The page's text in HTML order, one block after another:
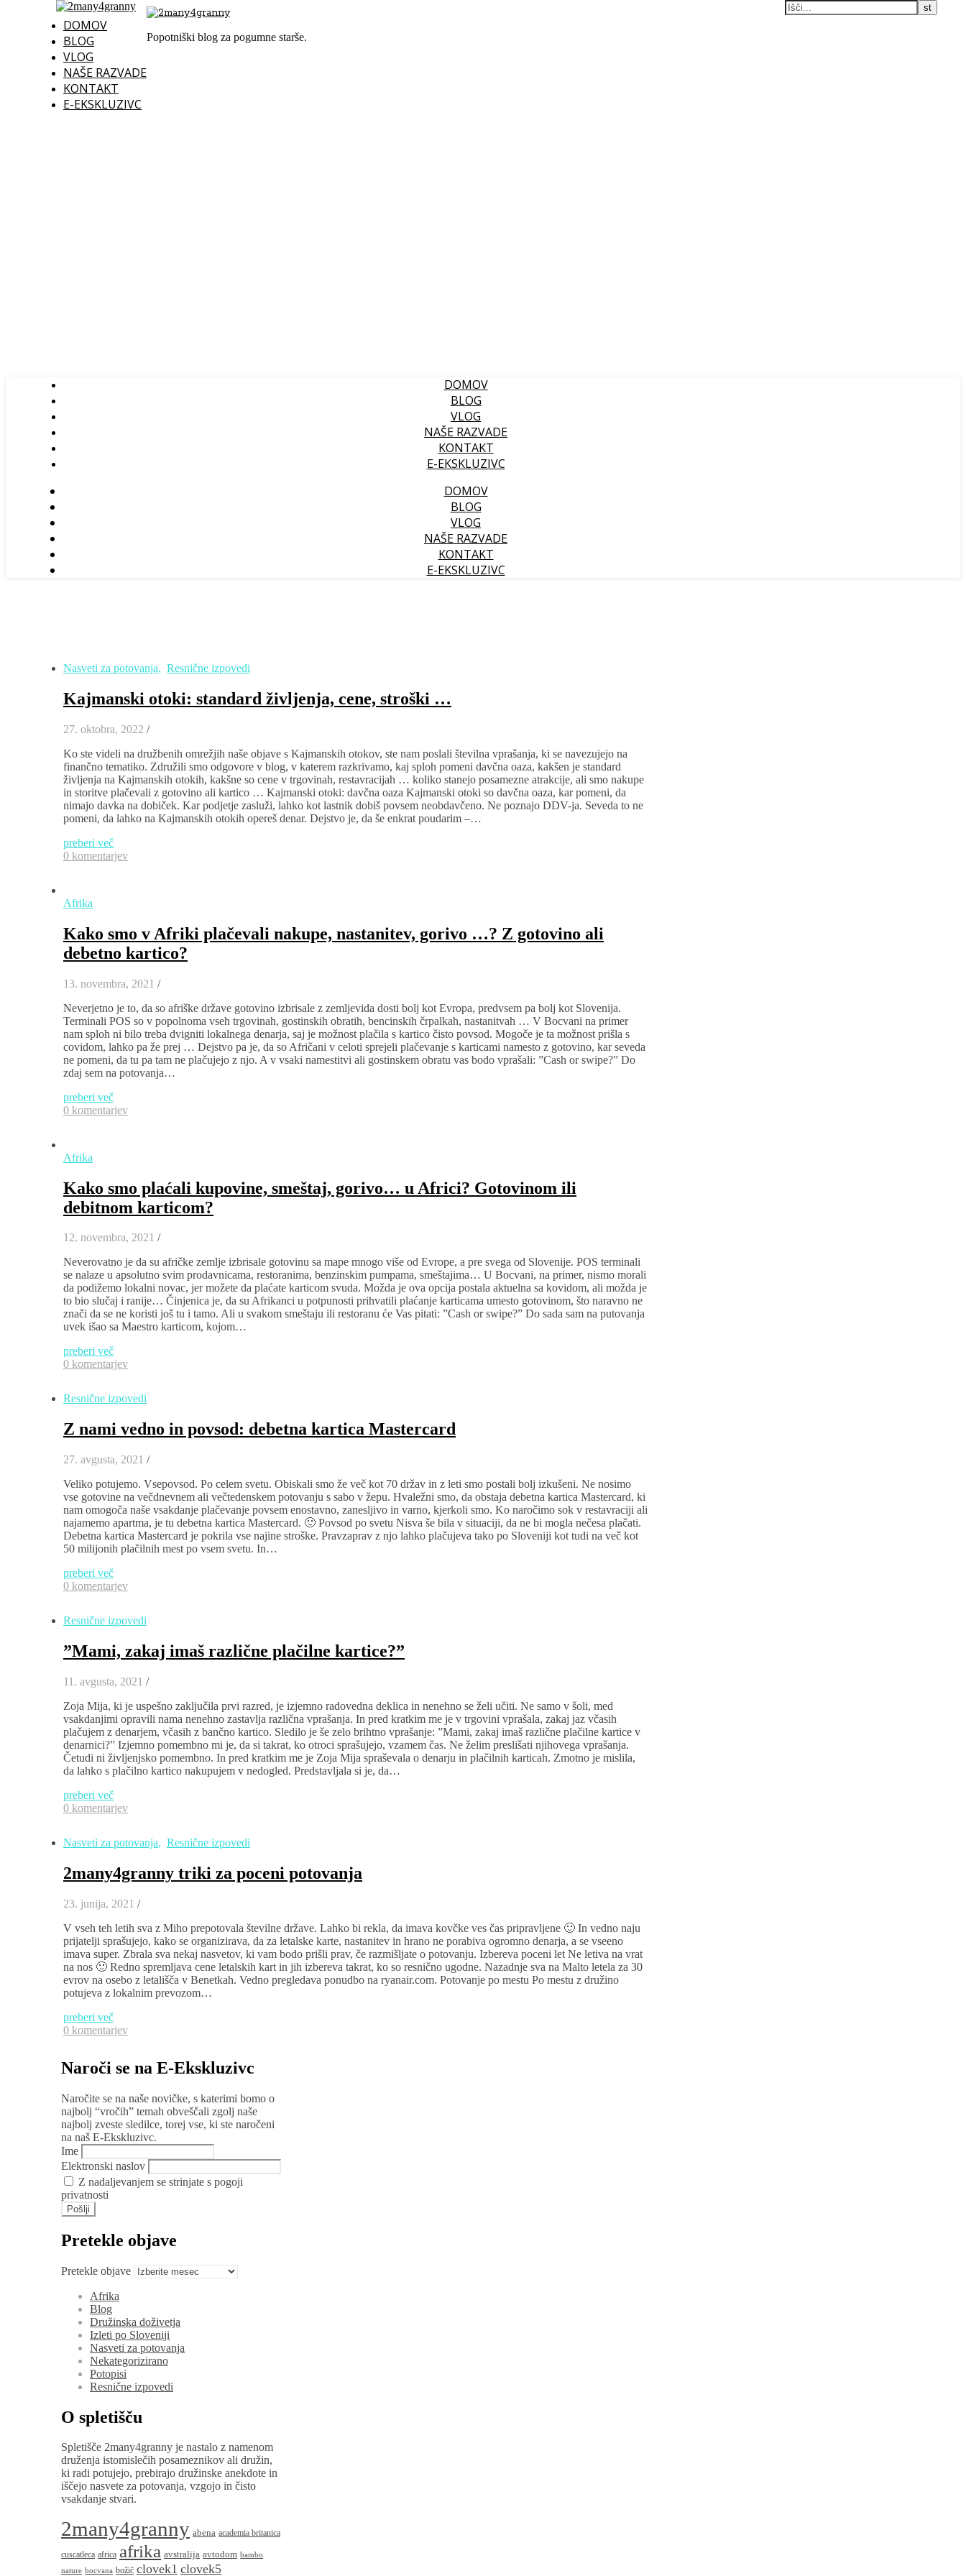
DOMOV
BLOG
VLOG
NAŠE RAZVADE
KONTAKT
E-EKSKLUZIVC
Popotniški blog za pogumne starše.
DOMOV
BLOG
VLOG
NAŠE RAZVADE
KONTAKT
E-EKSKLUZIVC
DOMOV
BLOG
VLOG
NAŠE RAZVADE
KONTAKT
E-EKSKLUZIVC
Nasveti za potovanja, Resnične izpovedi
Kajmanski otoki: standard življenja, cene, stroški …
27. oktobra, 2022 /
Ko ste videli na družbenih omrežjih naše objave s Kajmanskih otokov, ste nam poslali številna vprašanja, ki se navezujejo na
finančno tematiko. Združili smo odgovore v blog, v katerem razkrivamo, kaj sploh pomeni davčna oaza, kakšen je standard
življenja na Kajmanskih otokih, kakšne so cene v trgovinah, restavracijah … koliko stanejo posamezne atrakcije, ali smo nakupe
in storitve plačevali z gotovino ali kartico … Kajmanski otoki: davčna oaza Kajmanski otoki so davčna oaza, kar pomeni, da
nimajo davka na dobiček. Kar podjetje zasluži, lahko kot lastnik dobiš povsem neobdavčeno. Ne poznajo DDV-ja. Seveda to ne
pomeni, da lahko na Kajmanskih otokih opereš denar. Dejstvo je, da še enkrat poudarim –…
preberi več
0 komentarjev
Afrika
Kako smo v Afriki plačevali nakupe, nastanitev, gorivo …? Z gotovino ali
debetno kartico?
13. novembra, 2021 /
Neverjetno je to, da so afriške države gotovino izbrisale z zemljevida dosti bolj kot Evropa, predvsem pa bolj kot Slovenija.
Terminali POS so v popolnoma vseh trgovinah, gostinskih obratih, bencinskih črpalkah, nastanitvah … V Bocvani na primer
nam sploh ni bilo treba dvigniti lokalnega denarja, saj je možnost plačila s kartico čisto povsod. Mogoče je ta možnost prišla s
covidom, lahko pa že prej … Dejstvo pa je, da so Afričani v celoti sprejeli plačevanje s karticami namesto z gotovino, kar seveda
ne pomeni, da tu pa tam ne plačujejo z njo. A v vsaki namestitvi ali gostinskem obratu vas bodo vprašali: ”Cash or swipe?” Do
zdaj sem na potovanja…
preberi več
0 komentarjev
Afrika
Kako smo plaćali kupovine, smeštaj, gorivo… u Africi? Gotovinom ili
debitnom karticom?
12. novembra, 2021 /
Neverovatno je da su afričke zemlje izbrisale gotovinu sa mape mnogo više od Evrope, a pre svega od Slovenije. POS terminali
se nalaze u apsolutno svim prodavnicama, restoranima, benzinskim pumpama, smeštajima… U Bocvani, na primer, nismo morali
da podižemo lokalni novac, jer možete da plaćate karticom svuda. Možda je ova opcija postala aktuelna sa kovidom, ali možda je
to bio slučaj i ranije… Činjenica je, da su Afrikanci u potpunosti prihvatili plaćanje karticama umesto gotovinom, što naravno ne
znači da se ne koristi još tu i tamo. Ali u svakom smeštaju ili restoranu će Vas pitati: ”Cash or swipe?” Do sada sam na putovanja
uvek išao sa Maestro karticom, kojom…
preberi več
0 komentarjev
Resnične izpovedi
Z nami vedno in povsod: debetna kartica Mastercard
27. avgusta, 2021 /
Veliko potujemo. Vsepovsod. Po celem svetu. Obiskali smo že več kot 70 držav in z leti smo postali bolj izkušeni. Ne nosimo
vse gotovine na večdnevnem ali večtedenskem potovanju s sabo v žepu. Hvaležni smo, da obstaja debetna kartica Mastercard, ki
nam omogoča naše vsakdanje plačevanje povsem enostavno, zanesljivo in varno, kjerkoli smo. Ko naročimo sok v restavraciji ali
najamemo apartma, je tu debetna kartica Mastercard. 🙂 Povsod po svetu Nisva še bila v situaciji, da ne bi mogla nečesa plačati.
Debetna kartica Mastercard je pokrila vse najine stroške. Pravzaprav z njo lahko plačujeva tako po Sloveniji kot tudi na več kot
50 milijonih plačilnih mest po vsem svetu. In…
preberi več
0 komentarjev
Resnične izpovedi
”Mami, zakaj imaš različne plačilne kartice?”
11. avgusta, 2021 /
Zoja Mija, ki je uspešno zaključila prvi razred, je izjemno radovedna deklica in nenehno se želi učiti. Ne samo v šoli, med
vsakdanjimi opravili nama nenehno zastavlja različna vprašanja. In pred kratkim me je v trgovini vprašala, zakaj jaz včasih
plačujem z denarjem, včasih z bančno kartico. Sledilo je še zelo brihtno vprašanje: ”Mami, zakaj imaš različne plačilne kartice v
denarnici?” Izjemno pomembno mi je, da si takrat, ko otroci sprašujejo, vzamem čas. Ne želim preslišati njihovega vprašanja.
Četudi ni življenjsko pomembno. In pred kratkim me je Zoja Mija spraševala o denarju in plačilnih karticah. Zmotno je mislila,
da lahko s plačilno kartico nakupujem v nedogled. Predstavljala si je, da…
preberi več
0 komentarjev
Nasveti za potovanja, Resnične izpovedi
2many4granny triki za poceni potovanja
23. junija, 2021 /
V vseh teh letih sva z Miho prepotovala številne države. Lahko bi rekla, da imava kovčke ves čas pripravljene 🙂 In vedno naju
prijatelji sprašujejo, kako se organizirava, da za letalske karte, nastanitev in hrano ne porabiva ogromno denarja, a se vseeno
imava super. Zbrala sva nekaj nasvetov, ki vam bodo prišli prav, če razmišljate o potovanju. Izbereva poceni let Ne letiva na vrat
na nos 🙂 Redno spremljava cene letalskih kart in jih izbereva takrat, ko so resnično ugodne. Nazadnje sva na Malto letela za 30
evrov na osebo z letališča v Benetkah. Vedno pregledava ponudbo na ryanair.com. Potovanje po mestu Po mestu z družino
potujeva z lokalnim prevozom…
preberi več
0 komentarjev
Naroči se na E-Ekskluzivc
Naročite se na naše novičke, s katerimi bomo o
najbolj “vročih” temah obveščali zgolj naše
najbolj zveste sledilce, torej vse, ki ste naročeni
na naš E-Ekskluzivc.
Ime
Elektronski naslov
Z nadaljevanjem se strinjate s pogoji
privatnosti
Pretekle objave
Pretekle objave
Afrika
Blog
Družinska doživetja
Izleti po Sloveniji
Nasveti za potovanja
Nekategorizirano
Potopisi
Resnične izpovedi
O spletišču
Spletišče 2many4granny je nastalo z namenom
druženja istomislečih posameznikov ali družin,
ki radi potujejo, prebirajo družinske anekdote in
iščejo nasvete za potovanja, vzgojo in čisto
vsakdanje stvari.
2many4granny abena academia britanica
cuscatleca africa afrika avstralija avtodom bambo
nature bocvana božič clovek1 clovek5